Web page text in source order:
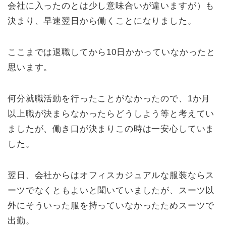
会社に入ったのとは少し意味合いが違いますが）も
決まり、早速翌日から働くことになりました。
ここまでは退職してから10日かかっていなかったと
思います。
何分就職活動を行ったことがなかったので、1か月
以上職が決まらなかったらどうしよう等と考えてい
ましたが、働き口が決まりこの時は一安心していま
した。
翌日、会社からはオフィスカジュアルな服装ならス
ーツでなくともよいと聞いていましたが、スーツ以
外にそういった服を持っていなかったためスーツで
出勤。